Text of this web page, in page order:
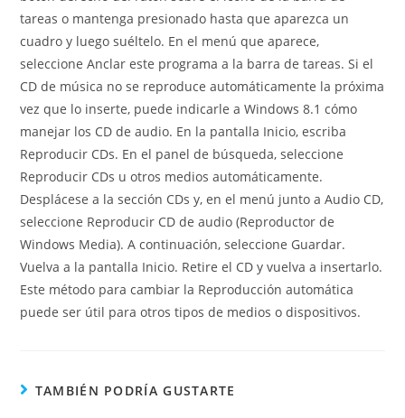
tareas o mantenga presionado hasta que aparezca un
cuadro y luego suéltelo. En el menú que aparece,
seleccione Anclar este programa a la barra de tareas. Si el
CD de música no se reproduce automáticamente la próxima
vez que lo inserte, puede indicarle a Windows 8.1 cómo
manejar los CD de audio. En la pantalla Inicio, escriba
Reproducir CDs. En el panel de búsqueda, seleccione
Reproducir CDs u otros medios automáticamente.
Desplácese a la sección CDs y, en el menú junto a Audio CD,
seleccione Reproducir CD de audio (Reproductor de
Windows Media). A continuación, seleccione Guardar.
Vuelva a la pantalla Inicio. Retire el CD y vuelva a insertarlo.
Este método para cambiar la Reproducción automática
puede ser útil para otros tipos de medios o dispositivos.
TAMBIÉN PODRÍA GUSTARTE